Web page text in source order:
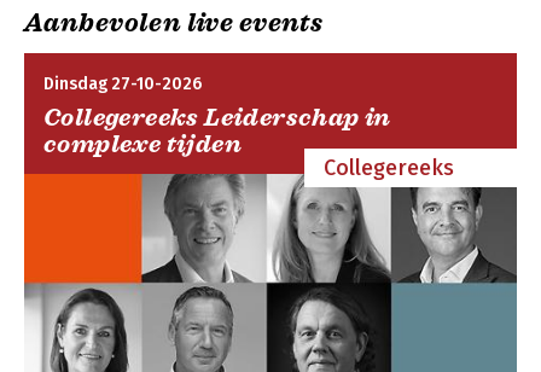
Aanbevolen live events
Dinsdag 27-10-2026
Collegereeks Leiderschap in
complexe tijden
Collegereeks